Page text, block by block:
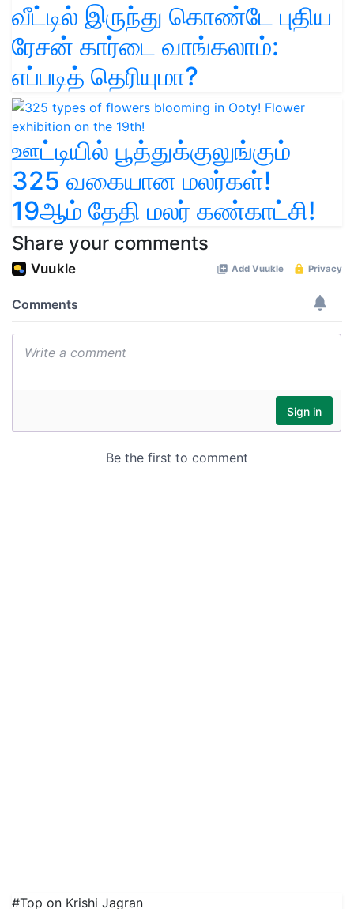
வீட்டில் இருந்து கொண்டே புதிய
ரேசன் கார்டை வாங்கலாம்:
எப்படித் தெரியுமா?
ஊட்டியில் பூத்துக்குலுங்கும்
325 வகையான மலர்கள்!
19ஆம் தேதி மலர் கண்காட்சி!
Share your comments
#Top on Krishi Jagran